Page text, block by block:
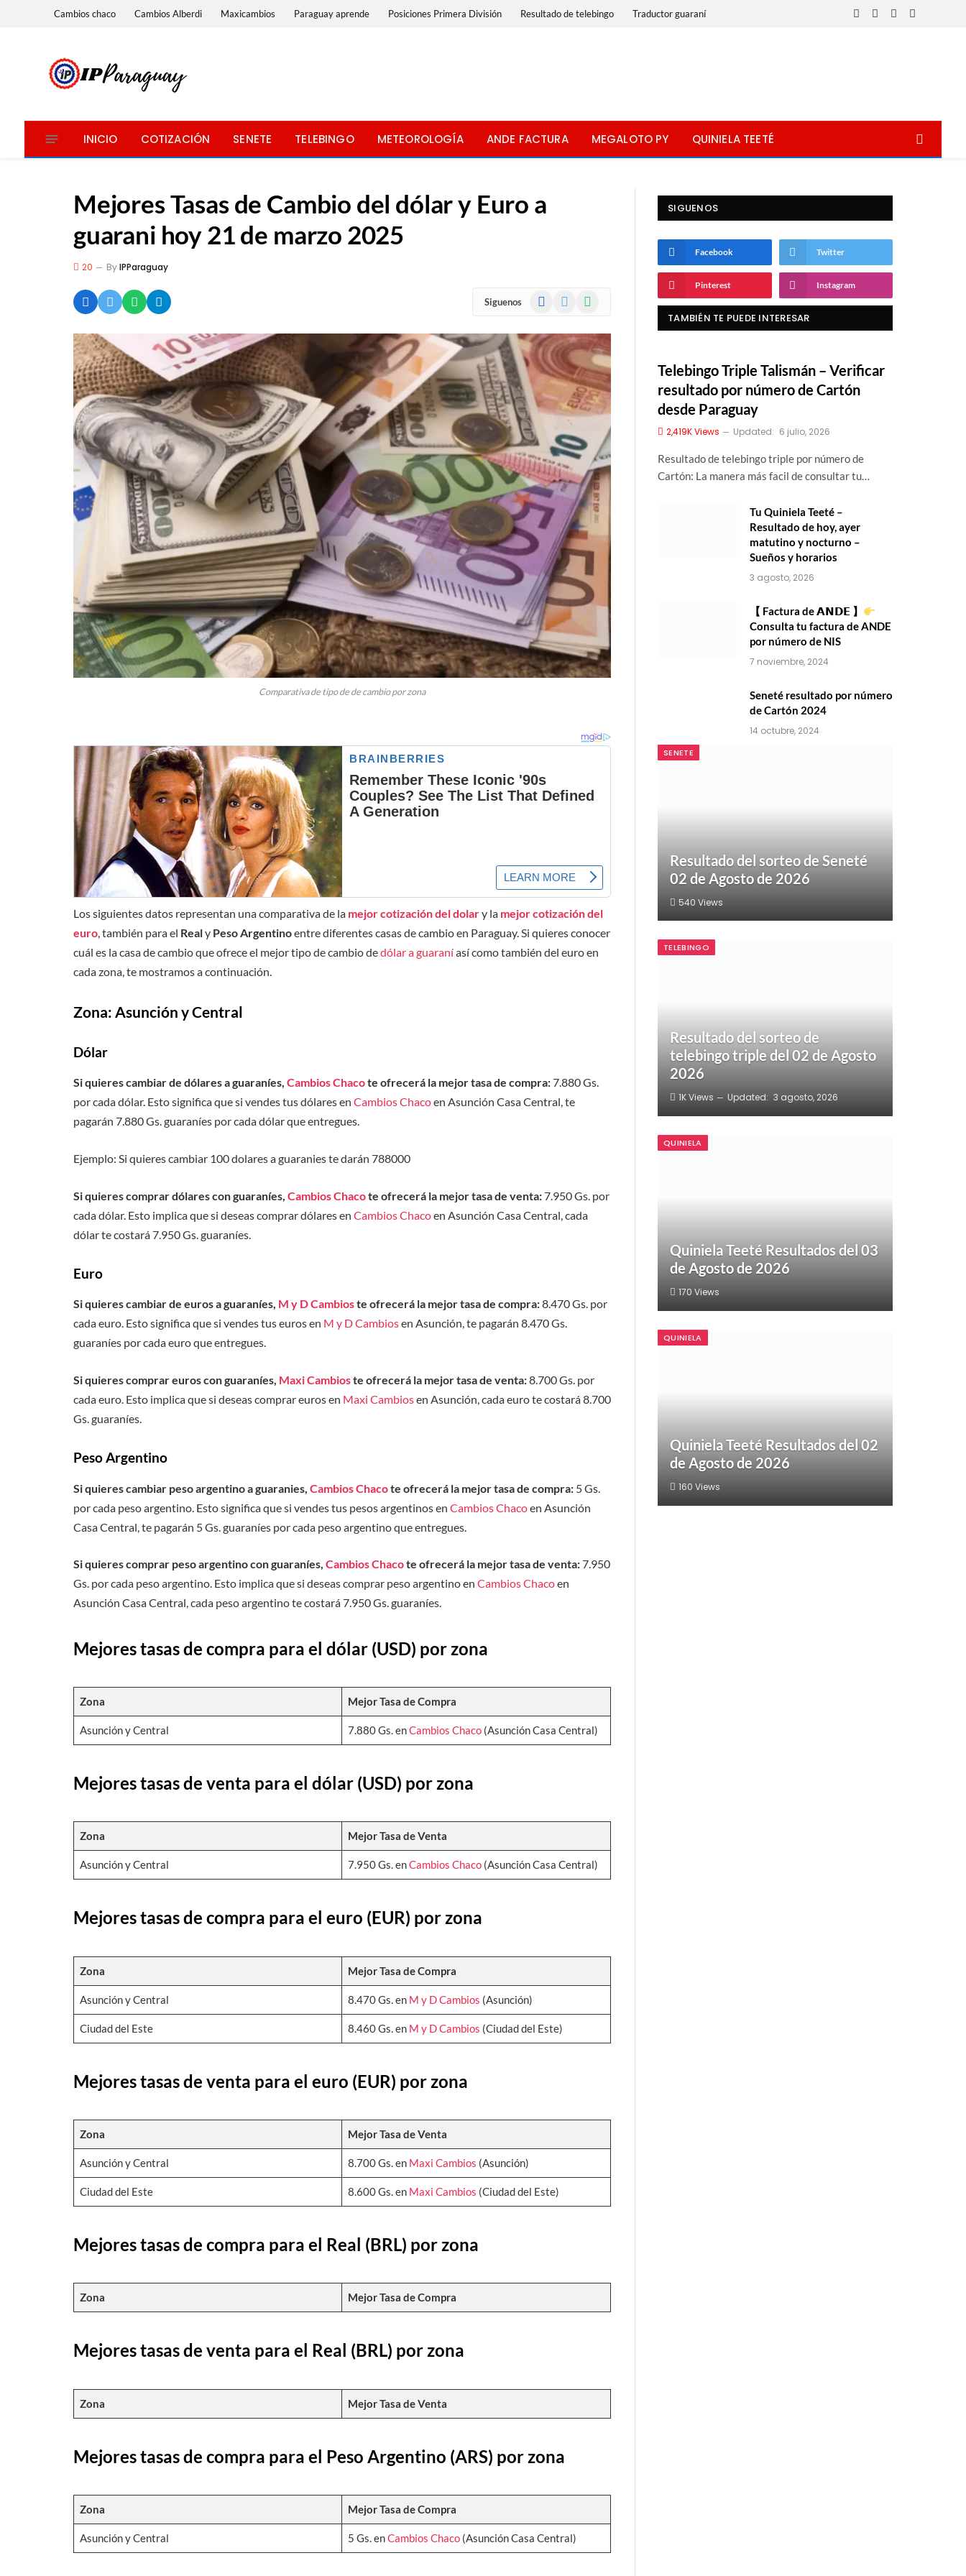
Cambios chaco Cambios Alberdi Maxicambios Paraguay aprende Posiciones Primera División Resultado de telebingo Traductor guaraní
Facebook
X
InstagramWhatsApp
INICIO COTIZACIÓN SENETE TELEBINGO METEOROLOGÍA ANDE FACTURA MEGALOTO PY QUINIELA TEETÉ
Mejores Tasas de Cambio del dólar y Euro a
guarani hoy 21 de marzo 2025
20 ByIPParaguay
Siguenos Facebook WhatsApp
Comparativa de tipo de de cambio por zona
Los siguientes datos representan una comparativa de la mejor cotización del dolary la mejor cotización del
euro, también para el Realy Peso Argentinoentre diferentes casas de cambio en Paraguay. Si quieres conocer
cuál es la casa de cambio que ofrece el mejor tipo de cambio dedólar a guaraníasí como también del euro en
cada zona, te mostramos a continuación.
Zona: Asunción y Central
Dólar
Si quieres cambiar de dólares a guaraníes, Cambios Chacote ofrecerá la mejor tasa de compra:7.880 Gs.
por cada dólar. Esto significa que si vendes tus dólares en Cambios Chacoen Asunción Casa Central, te
pagarán 7.880 Gs. guaraníes por cada dólar que entregues.
Ejemplo: Si quieres cambiar 100 dolares a guaranies te darán 788000
Si quieres comprar dólares con guaraníes, Cambios Chacote ofrecerá la mejor tasa de venta:7.950 Gs. por
cada dólar. Esto implica que si deseas comprar dólares en Cambios Chacoen Asunción Casa Central, cada
dólar te costará 7.950 Gs. guaraníes.
Euro
Si quieres cambiar de euros a guaraníes, M y D Cambioste ofrecerá la mejor tasa de compra:8.470 Gs. por
cada euro. Esto significa que si vendes tus euros en M y D Cambiosen Asunción, te pagarán 8.470 Gs.
guaraníes por cada euro que entregues.
Si quieres comprar euros con guaraníes, Maxi Cambioste ofrecerá la mejor tasa de venta:8.700 Gs. por
cada euro. Esto implica que si deseas comprar euros en Maxi Cambiosen Asunción, cada euro te costará 8.700
Gs. guaraníes.
Peso Argentino
Si quieres cambiar peso argentino a guaranies, Cambios Chacote ofrecerá la mejor tasa de compra: 5 Gs.
por cada peso argentino. Esto significa que si vendes tus pesos argentinos en Cambios Chacoen Asunción
Casa Central, te pagarán 5 Gs. guaraníes por cada peso argentino que entregues.
Si quieres comprar peso argentino con guaraníes, Cambios Chacote ofrecerá la mejor tasa de venta:7.950
Gs. por cada peso argentino. Esto implica que si deseas comprar peso argentino en Cambios Chacoen
Asunción Casa Central, cada peso argentino te costará 7.950 Gs. guaraníes.
Mejores tasas de compra para el dólar (USD) por zona
Zona Mejor Tasa de Compra
Asunción y Central 7.880 Gs. enCambios Chaco(Asunción Casa Central)
Mejores tasas de venta para el dólar (USD) por zona
Zona Mejor Tasa de Venta
Asunción y Central 7.950 Gs. enCambios Chaco(Asunción Casa Central)
Mejores tasas de compra para el euro (EUR) por zona
Zona Mejor Tasa de Compra
Asunción y Central 8.470 Gs. en M y D Cambios (Asunción)
Ciudad del Este 8.460 Gs. en M y D Cambios (Ciudad del Este)
Mejores tasas de venta para el euro (EUR) por zona
Zona Mejor Tasa de Venta
Asunción y Central 8.700 Gs. en Maxi Cambios (Asunción)
Ciudad del Este 8.600 Gs. en Maxi Cambios (Ciudad del Este)
Mejores tasas de compra para el Real (BRL) por zona
Zona Mejor Tasa de Compra
Mejores tasas de venta para el Real (BRL) por zona
Zona Mejor Tasa de Venta
Mejores tasas de compra para el Peso Argentino (ARS) por zona
Zona Mejor Tasa de Compra
Asunción y Central 5 Gs. enCambios Chaco(Asunción Casa Central)
SIGUENOS
Facebook Twitter
Pinterest Instagram
TAMBIÉN TE PUEDE INTERESAR
Telebingo Triple Talismán – Verificar
resultado por número de Cartón
desde Paraguay
2,419KViews Updated: 6 julio, 2026
Resultado de telebingo triple por número de
Cartón: La manera más facil de consultar tu…
Tu Quiniela Teeté –
Resultado de hoy, ayer
matutino y nocturno –
Sueños y horarios
3 agosto, 2026
【 Factura de 𝗔𝗡𝗗𝗘 】
Consulta tu factura de ANDE
por número de NIS
7 noviembre, 2024
Seneté resultado por número
de Cartón 2024
14 octubre, 2024
SENETE
Resultado del sorteo de Seneté
02 de Agosto de 2026
540 Views
TELEBINGO
Resultado del sorteo de
telebingo triple del 02 de Agosto
2026
1KViews Updated: 3 agosto, 2026
QUINIELA
Quiniela Teeté Resultados del 03
de Agosto de 2026
170 Views
QUINIELA
Quiniela Teeté Resultados del 02
de Agosto de 2026
160 Views